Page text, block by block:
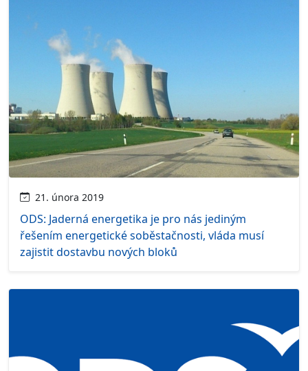
21. února 2019
ODS: Jaderná energetika je pro nás jediným
řešením energetické soběstačnosti, vláda musí
zajistit dostavbu nových bloků